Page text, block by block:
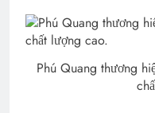
Phú Quang thương